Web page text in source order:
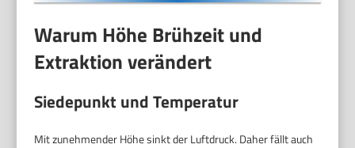
Warum Höhe Brühzeit und
Extraktion verändert
Siedepunkt und Temperatur
Mit zunehmender Höhe sinkt der Luftdruck. Daher fällt auch